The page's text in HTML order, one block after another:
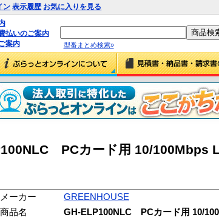
ン 表示履歴 お気に入りを見る
払いのご案内
案内
型番まとめ検索»
PCカード用 10/100Mbps
メーカー
GREENHOUSE
商品名
GH-ELP100NLC PCカード用 10/